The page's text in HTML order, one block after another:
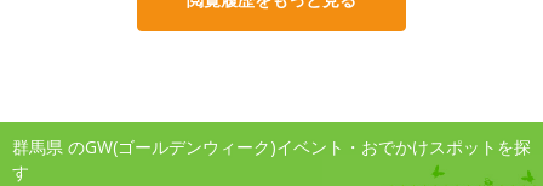
群馬県 のGW(ゴールデンウィーク)イベント・おでかけスポットを探
す